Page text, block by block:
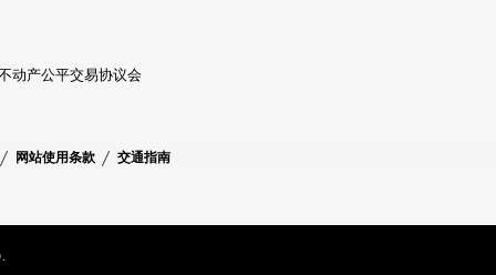
动产公平交易协议会
网站使用条款 交通指南